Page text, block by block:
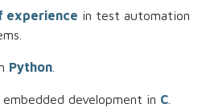
experience in test automation
Python
development in C